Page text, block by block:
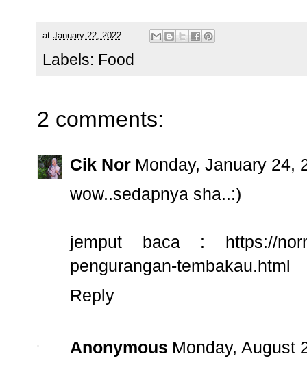
at January 22, 2022
Labels: Food
2 comments:
Cik Nor Monday, January 24,
wow..sedapnya sha..:)
jemput baca : https://
pengurangan-tembakau.html
Reply
Anonymous Monday, August